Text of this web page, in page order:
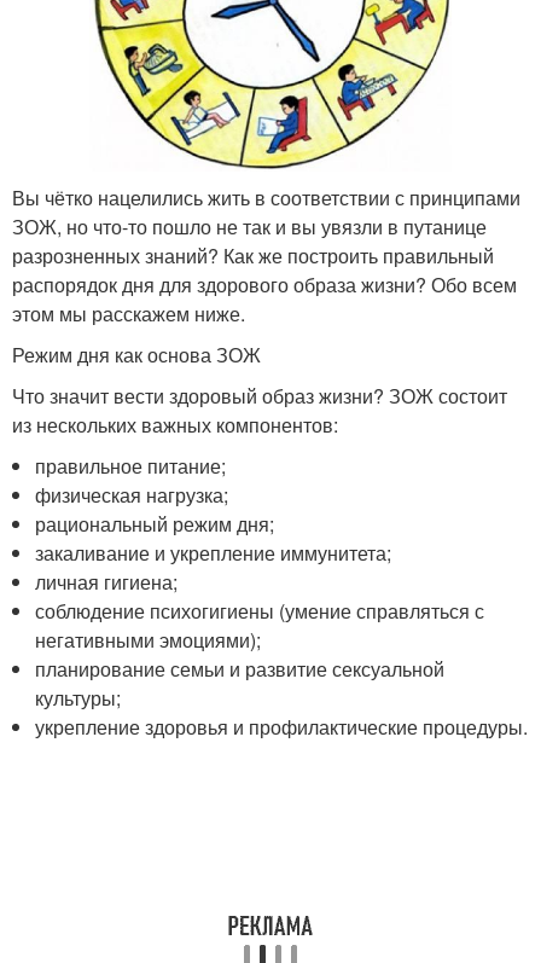
Вы чётко нацелились жить в соответствии с принципами
ЗОЖ, но что-то пошло не так и вы увязли в путанице
разрозненных знаний? Как же построить правильный
распорядок дня для здорового образа жизни? Обо всем
этом мы расскажем ниже.
Режим дня как основа ЗОЖ
Что значит вести здоровый образ жизни? ЗОЖ состоит
из нескольких важных компонентов:
правильное питание;
физическая нагрузка;
рациональный режим дня;
закаливание и укрепление иммунитета;
личная гигиена;
соблюдение психогигиены (умение справляться с
негативными эмоциями);
планирование семьи и развитие сексуальной
культуры;
укрепление здоровья и профилактические процедуры.